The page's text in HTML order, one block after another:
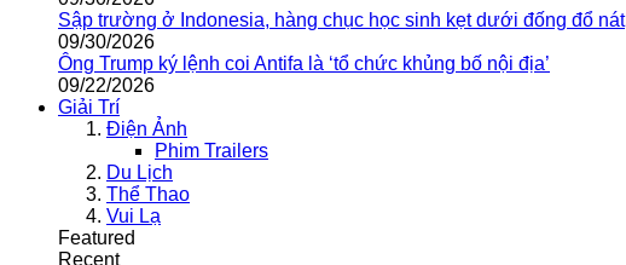
Sập trường ở Indonesia, hàng chục học sinh kẹt dưới đống đổ nát
09/30/2026
Ông Trump ký lệnh coi Antifa là ‘tổ chức khủng bố nội địa’
09/22/2026
Giải Trí
Điện Ảnh
Phim Trailers
Du Lịch
Thể Thao
Vui Lạ
Featured
Recent